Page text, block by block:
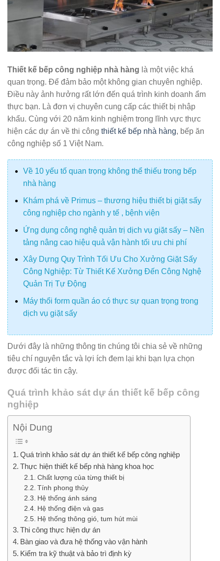
Thiết kế bếp công nghiệp nhà hàng là một việc khá
quan trọng. Để đảm bảo một không gian chuyên nghiệp.
Điều này ảnh hưởng rất lớn đến quá trình kinh doanh ẩm
thực bạn. Là đơn vị chuyên cung cấp các thiết bị nhập
khẩu. Cùng với 20 năm kinh nghiệm trong lĩnh vực thực
hiện các dự án về thi công thiết kế bếp nhà hàng, bếp ăn
công nghiệp số 1 Việt Nam.
Về 10 yếu tố quan trọng không thể thiếu trong bếp
nhà hàng
Khám phá về Primus – thương hiệu thiết bị giặt sấy
công nghiệp cho ngành y tế , bệnh viện
Ứng dụng công nghệ quản trị dịch vụ giặt sấy – Nền
tảng nâng cao hiệu quả vận hành tối ưu chi phí
Xây Dựng Quy Trình Tối Ưu Cho Xưởng Giặt Sấy
Công Nghiệp: Từ Thiết Kế Xưởng Đến Công Nghệ
Quản Trị Tự Động
Máy thổi form quần áo có thực sự quan trọng trong
dịch vụ giặt sấy
Dưới đây là những thông tin chúng tôi chia sẻ về những
tiêu chí nguyên tắc và lợi ích đem lại khi bạn lựa chọn
được đối tác tin cậy.
Quá trình khảo sát dự án thiết kế bếp công
nghiệp
Nội Dung
Quá trình khảo sát dự án thiết kế bếp công nghiệp
Thực hiện thiết kế bếp nhà hàng khoa học
Chất lượng của từng thiết bị
Tính phong thủy
Hệ thống ánh sáng
Hệ thống điện và gas
Hệ thống thông gió, tum hút mùi
Thi công thực hiện dự án
Bàn giao và đưa hệ thống vào vận hành
Kiểm tra kỹ thuật và bảo trì định kỳ